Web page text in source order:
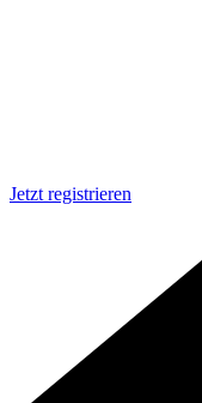
Jetzt registrieren